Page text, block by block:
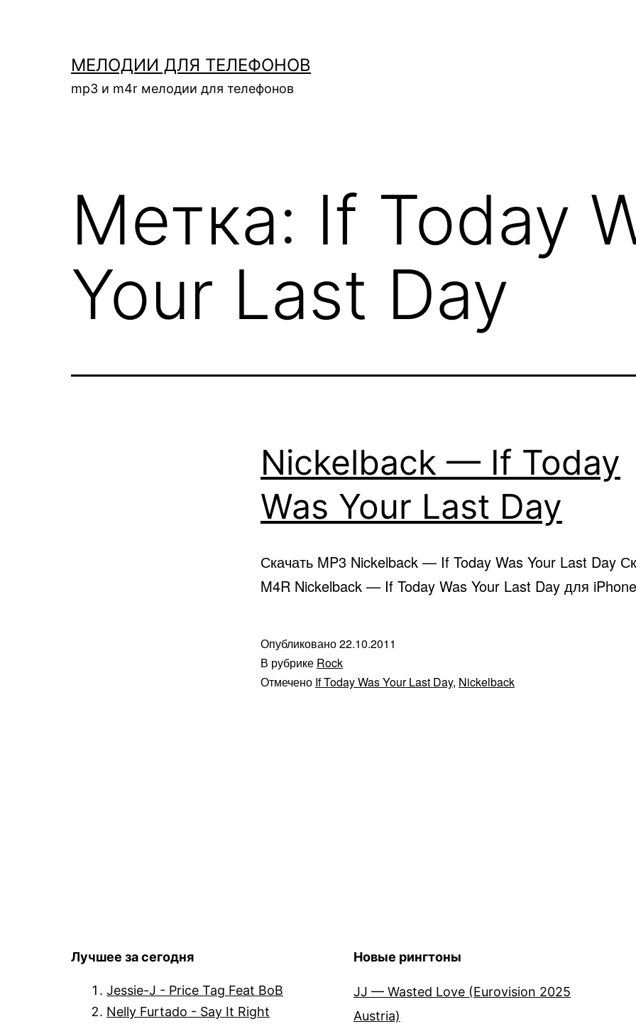
содержимомуМЕЛОДИИ ДЛЯ ТЕЛЕФОНОВ
mp3 и m4r мелодии для телефонов
Метка: If Today
Your Last Day
Nickelback — If Today
Was Your Last Day
Скачать MP3 Nickelback — If Today Was Your Last Day
M4R Nickelback — If Today Was Your Last Day для iPhone
Опубликовано22.10.2011
В рубрике Rock
Отмечено If Today Was Your Last Day, Nickelback
Лучшее за сегодня
Jessie-J - Price Tag Feat BoB
Nelly Furtado - Say It Right
Новые рингтоны
JJ — Wasted Love (Eurovision 2025
Austria)